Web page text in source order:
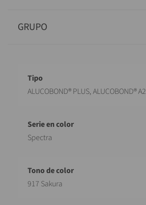
GRUPO
Designación
ALUCOBOND® PLUS, ALUCOBOND® A2
Spectra
917 Sakura